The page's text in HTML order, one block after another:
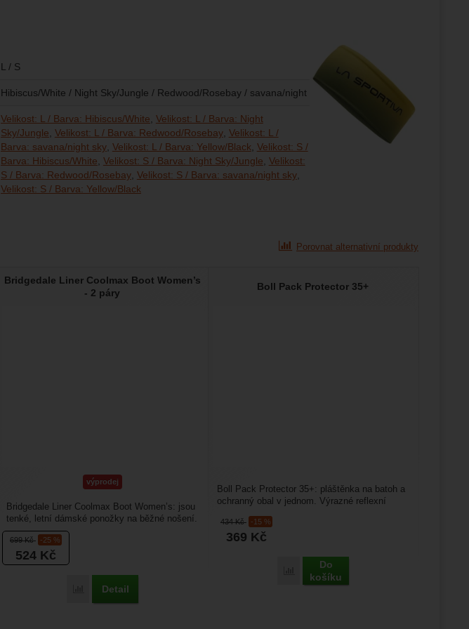
L / S
Hibiscus/White / Night Sky/Jungle / Redwood/Rosebay / savana/night sky / Yellow/Black
Velikost: L / Barva: Hibiscus/White Velikost: L / Barva: Night
Sky/Jungle Velikost: L / Barva: Redwood/Rosebay Velikost: L /
Barva: savana/night sky Velikost: L / Barva: Yellow/Black Velikost: S /
Barva: Hibiscus/White Velikost: S / Barva: Night Sky/Jungle Velikost:
S / Barva: Redwood/Rosebay Velikost: S / Barva: savana/night sky
Velikost: S / Barva: Yellow/Black
Porovnat alternativní produkty
Bridgedale Liner Coolmax Boot Women’s
- 2 páry
výprodej
699Kč -25 %
524 Kč
Porovnat
Detail
Bridgedale Liner Coolmax Boot Women’s: jsou
tenké, letní dámské ponožky na běžné nošení.
Ponožky dobře...
Boll Pack Protector 35+
434Kč -15 %
369 Kč
Porovnat
Do
košíku
Boll Pack Protector 35+: pláštěnka na batoh a
ochranný obal v jednom. Výrazné reflexní